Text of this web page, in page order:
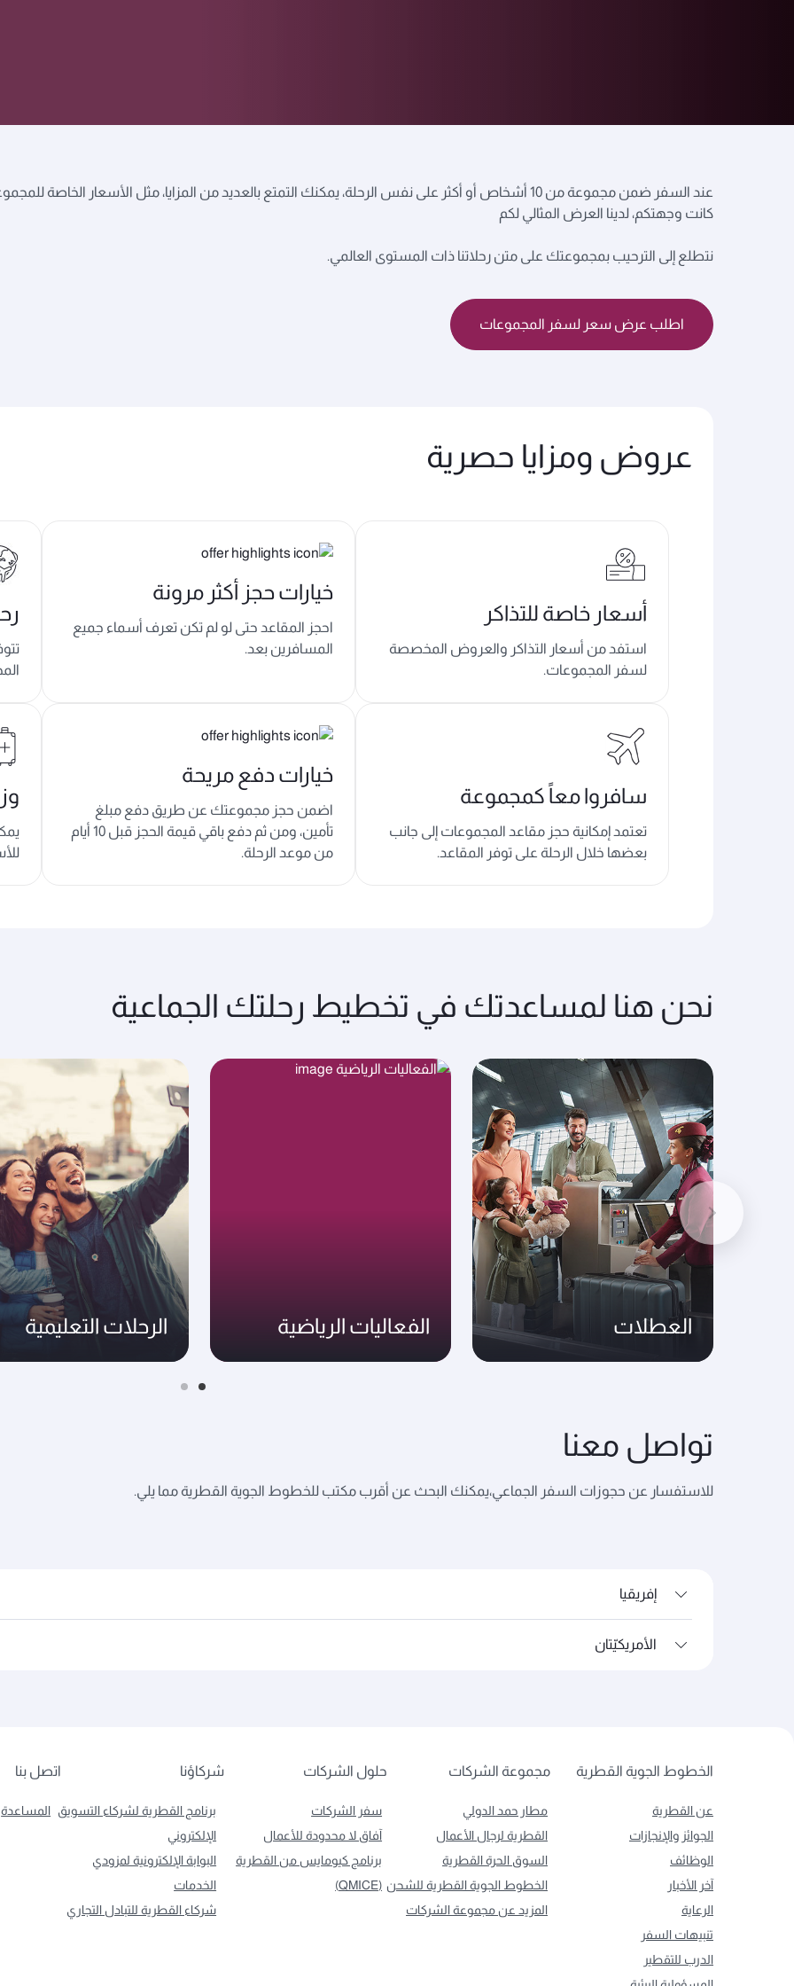
عند السفر ضمن مجموعة من 10 أشخاص أو أكثر على نفس الرحلة، يمكنك التمتع بالعديد من المزايا، مثل الأسعار
كانت وجهتكم، لدينا العرض المثالي لكم
نتطلع إلى الترحيب بمجموعتك على متن رحلاتنا ذات المستوى العالمي.
اطلب عرض سعر لسفر المجموعات
عروض ومزايا حصرية
أسعار خاصة للتذاكر
استفد من أسعار التذاكر والعروض المخصصة
لسفر المجموعات.
خيارات حجز أكثر مرونة
احجز المقاعد حتى لو لم تكن تعرف أسماء جميع
المسافرين بعد.
سافروا معاً كمجموعة
تعتمد إمكانية حجز مقاعد المجموعات إلى جانب
بعضها خلال الرحلة على توفر المقاعد.
خيارات دفع مريحة
اضمن حجز مجموعتك عن طريق دفع مبلغ
تأمين، ومن ثم دفع باقي قيمة الحجز قبل 10 أيام
من موعد الرحلة.
نحن هنا لمساعدتك في تخطيط رحلتك الجماعية
العطلات الفعاليات الرياضية الرحلات التعليمية
تواصل معنا
للاستفسار عن حجوزات السفر الجماعي،يمكنك البحث عن أقرب مكتب للخطوط الجوية القطرية مما يلي.
إفريقيا
الأمريكيّتان
الخطوط الجوية القطرية مجموعة الشركات حلول الشركات شركاؤنا اتصل بنا
عن القطرية
الجوائز والإنجازات
الوظائف
آخر الأخبار
الرعاية
تنبيهات السفر
الدرب للتقطير
مطار حمد الدولي
القطرية لرجال الأعمال
السوق الحرة القطرية
الخطوط الجوية القطرية للشحن
المزيد عن مجموعة الشركات
سفر الشركات
آفاق لا محدودة للأعمال
برنامج كيومايس من القطرية
(QMICE)
برنامج القطرية لشركاء التسويق
الإلكتروني
البوابة الإلكترونية لمزودي
الخدمات
شركاء القطرية للتبادل التجاري
المساعدة